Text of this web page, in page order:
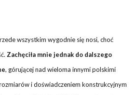
wszystkim wygodnie się nosi, choć
Zachęciła mnie jednak do dalszego
, górującej nad wieloma innymi polskimi
i doświadczeniem konstrukcyjnym